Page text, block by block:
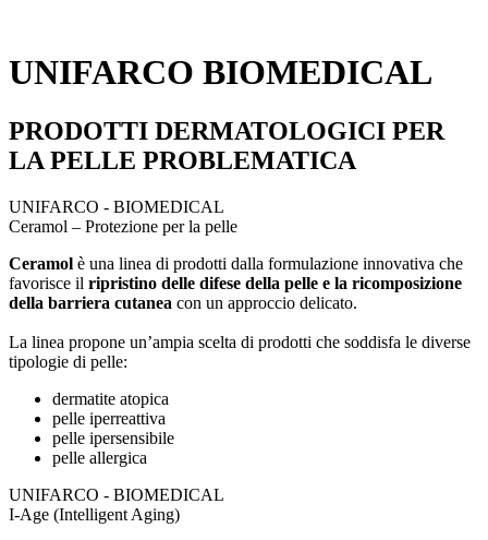
UNIFARCO BIOMEDICAL
PRODOTTI DERMATOLOGICI PER
LA PELLE PROBLEMATICA
UNIFARCO - BIOMEDICAL
Ceramol – Protezione per la pelle
Ceramol è una linea di prodotti dalla formulazione innovativa che
favorisce il ripristino delle difese della pelle e la ricomposizione
della barriera cutanea con un approccio delicato.
La linea propone un’ampia scelta di prodotti che soddisfa le diverse
tipologie di pelle:
dermatite atopica
pelle iperreattiva
pelle ipersensibile
pelle allergica
UNIFARCO - BIOMEDICAL
I-Age (Intelligent Aging)